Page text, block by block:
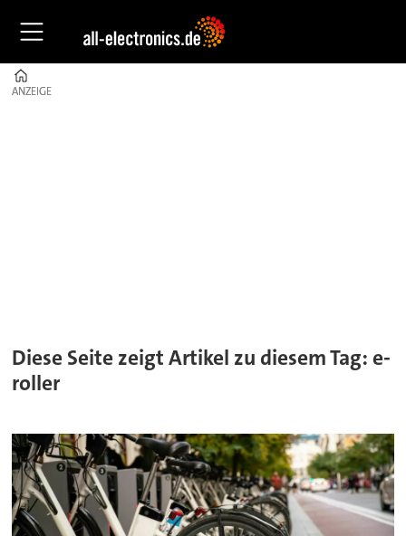
ANZEIGE
ANZEIGE
Diese Seite zeigt Artikel zu diesem Tag: e-
roller